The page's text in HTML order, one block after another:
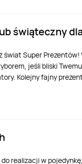
świąteczny
Super
jeśli bliski
Kolejny fajny
realizacji w